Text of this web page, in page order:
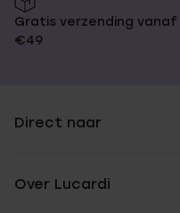
Gratis verzending vanaf
€49
Direct naar
Over Lucardi